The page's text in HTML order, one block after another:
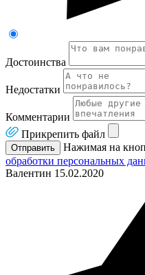
Достоинства
Недостатки
Комментарии
Прикрепить файл
Отправить Нажимая на
обработки персональных
Валентин 15.02.2020